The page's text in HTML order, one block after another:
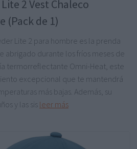
2 Vest Chaleco
(Pack de 1)
Lite 2 para hombre es la prenda
abrigado durante los fríos meses de
termorreflectante Omni-Heat, este
excepcional que te mantendrá
más bajas. Además, su
y las sis leer más